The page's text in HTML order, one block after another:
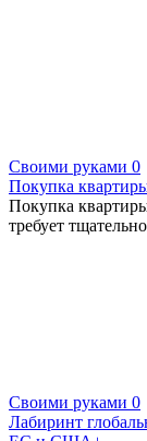
Своими руками 0
Покупка
Покупка
требует
Своими руками 0
Лабиринт